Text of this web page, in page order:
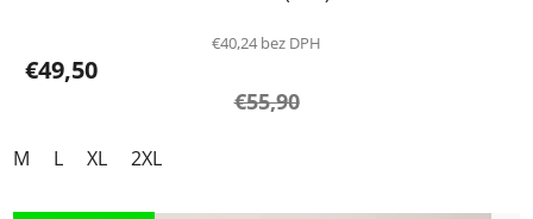
€40,24 bez DPH
€49,50
€55,90
M L XL 2XL